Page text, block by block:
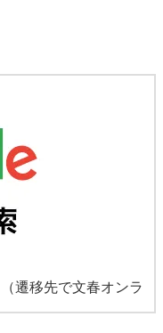
（遷移先で文春オンラ